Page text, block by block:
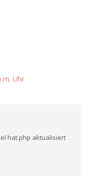
Uhr
hat php aktualisiert